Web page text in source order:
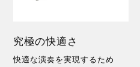
究極の快適さ
快適な演奏を実現するため